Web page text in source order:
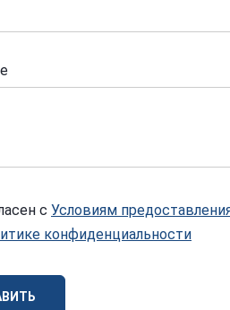
с Условиям
конфиденциальности